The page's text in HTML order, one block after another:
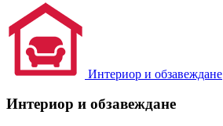
Интериор и обзавеждане
Интериор и обзавеждане